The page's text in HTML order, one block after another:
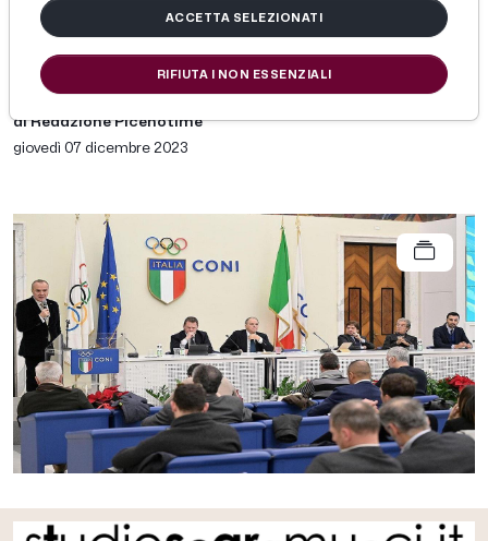
campionati e modifica lavoro
sportivo
di Redazione Picenotime
giovedì 07 dicembre 2023
ACCETTA SELEZIONATI
RIFIUTA I NON ESSENZIALI